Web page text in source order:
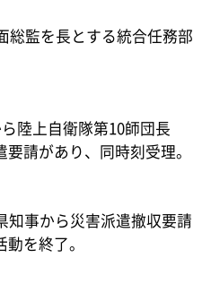
総監を長とする統合任務部
陸上自衛隊第10師団長
要請があり、同時刻受理。
事から災害派遣撤収要請
を終了。